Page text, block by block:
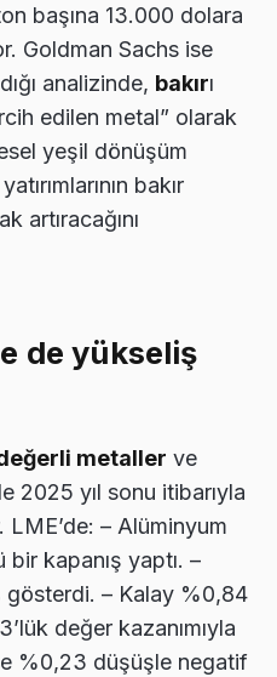
başına 13.000 dolara
Goldman Sachs ise
analizinde, bakırı
edilen metal” olarak
yeşil dönüşüm
bakır
artıracağını
de yükseliş
metaller ve
2025 yıl sonu itibarıyla
– Alüminyum
kapanış yaptı. –
gösterdi. – Kalay %0,84
değer kazanımıyla
%0,23 düşüşle negatif